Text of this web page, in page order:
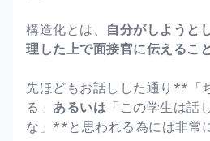
構造化とは、 自分がしようと
理した上で面接官に伝えること
先ほどもお話しした通り**「
る」 あるいは 「この学生は話
な」**と思われる為には非常